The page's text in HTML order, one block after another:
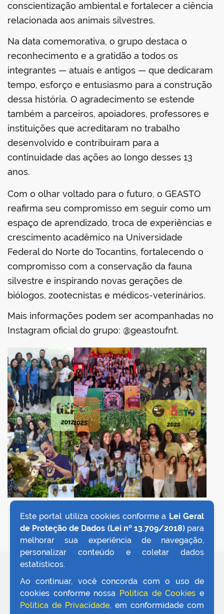
conscientização ambiental e fortalecer a ciência
relacionada aos animais silvestres.
Na data comemorativa, o grupo destaca o
reconhecimento e a gratidão a todos os
integrantes — atuais e antigos — que dedicaram
tempo, esforço e entusiasmo para a construção
dessa história. O agradecimento se estende
também a parceiros, apoiadores, professores e
instituições que acreditaram no trabalho
desenvolvido e contribuíram para a
continuidade das ações ao longo desses 13
anos.
Com o olhar voltado para o futuro, o GEASTO
reafirma seu compromisso em seguir como um
espaço de aprendizado, troca de experiências e
crescimento acadêmico na Universidade
Federal do Norte do Tocantins, fortalecendo o
compromisso com a conservação da fauna
silvestre e inspirando novas gerações de
biólogos, zootecnistas e médicos-veterinários.
Mais informações podem ser acompanhadas no
Instagram oficial do grupo: @geastoufnt.
VOLTAR AO TOPO
Este portal utiliza cookies conforme a Lei Geral
de Proteção de Dados (Lei nº 13.709/2018)para
melhorar sua experiência de navegação,
personalizar conteúdo e coletar dados
estatísticos.
Ao continuar, você concorda com o uso de
cookies conforme nossa Política de Cookies e
Política de Privacidade, em conformidade com